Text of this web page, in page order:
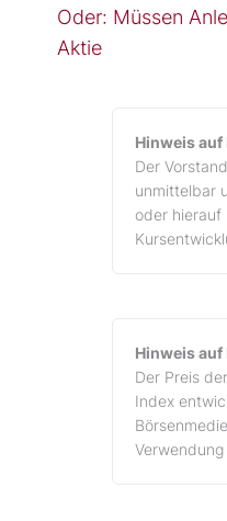
Oder: Müssen
Aktie
Hinweis
Der
unmittelbar
oder hierauf
Hinweis
Der Preis
Index